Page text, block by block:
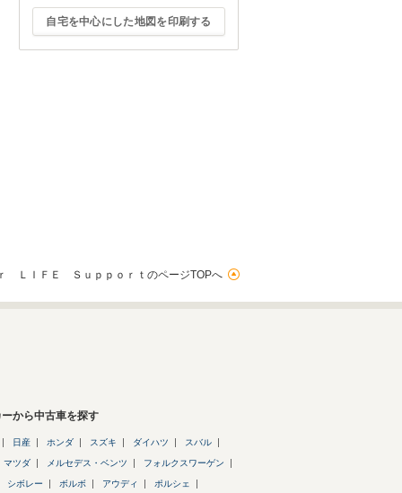
自宅を中心にした地図を印刷する
ＬＩＦＥ ＳｕｐｐｏｒｔのページTOPへ
から中古車を探す
日産 ホンダ スズキ ダイハツ スバル
マツダ メルセデス・ベンツ フォルクスワーゲン
シボレー ボルボ アウディ ポルシェ